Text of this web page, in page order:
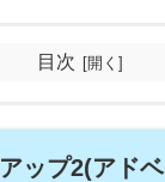
目次
ップ2(アド